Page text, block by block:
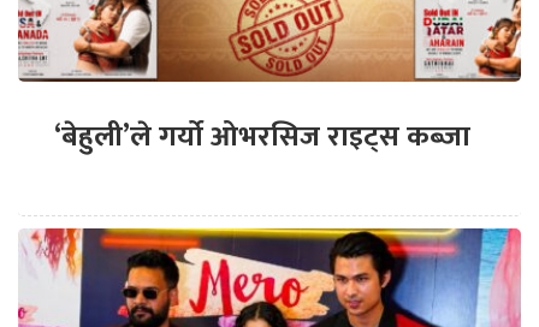
‘बेहुली’ले गर्यो ओभरसिज राइट्स कब्जा